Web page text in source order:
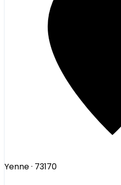
Yenne· 73170